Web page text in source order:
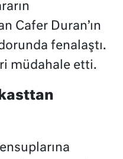
Cafer Duran’ın
fenalaştı.
müdahale etti.